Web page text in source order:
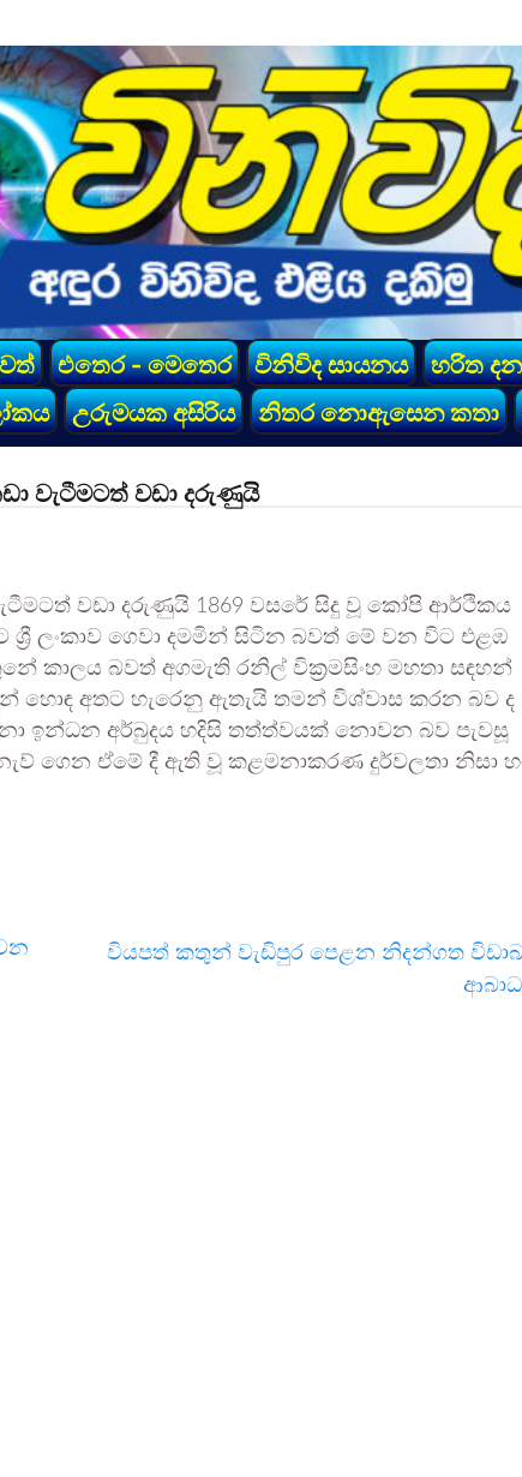
එතෙර - මෙතෙර විනිවිද සායනය හරිත
උරුමයක අසිරිය නිතර නොඇසෙන කතා
වැටීමටත් වඩා දරුණුයි
වඩා දරුණුයි 1869 වසරේ සිදු වූ කෝපි ආර්ථිකය
ලංකාව ගෙවා දමමින් සිටින බවත් මේ වන විට එළඹ
කාලය බවත් අගමැති රනිල් වික්‍රමසිංහ මහතා සඳහන්
හොඳ අතට හැරෙනු ඇතැයි තමන් විශ්වාස කරන බව ද
ඉන්ධන අර්බුදය හදිසි තත්ත්වයක් නොවන බව පැවසූ
ගෙන ඒමේ දී ඇති වූ කළමනාකරණ දුර්වලතා නිසා
වියපත් කතුන් වැඩිපුර පෙළන නිදන්ගත